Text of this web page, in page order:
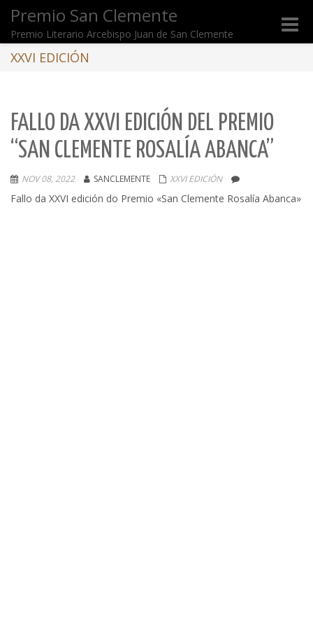
Premio San Clemente
Premio Literario Arcebispo Juan de San Clemente
Toggle
XXVI EDICIÓN
FALLO DA XXVI EDICIÓN DEL PREMIO
“SAN CLEMENTE ROSALÍA ABANCA”
NOV 08, 2022 SANCLEMENTE XXVI EDICIÓN
Fallo da XXVI edición do Premio «San Clemente Rosalía Abanca»